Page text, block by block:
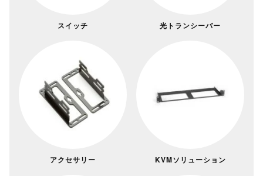
スイッチ 光トランシーバー
アクセサリー KVMソリューション